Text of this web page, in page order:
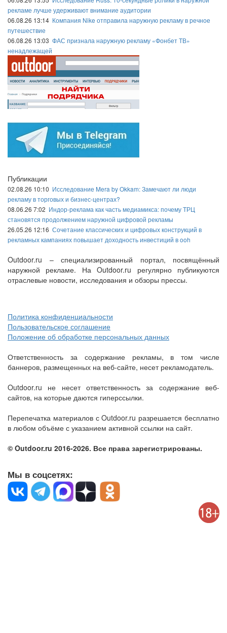
рекламе лучше удерживают внимание аудитории
06.08.26 13:14 Компания Nike отправила наружную рекламу в речное
путешествие
06.08.26 13:03 ФАС признала наружную рекламу «Фонбет ТВ»
ненадлежащей
Публикации
02.08.26 10:10 Исследование Mera by Okkam: Замечают ли люди
рекламу в торговых и бизнес-центрах?
08.06.26 7:02 Индор-реклама как часть медиамикса: почему ТРЦ
становятся продолжением наружной цифровой рекламы
26.05.26 12:16 Сочетание классических и цифровых конструкций в
рекламных кампаниях повышает доходность инвестиций в ooh
Outdoor.ru – специализированный портал, посвящённый
наружной рекламе. На Outdoor.ru регулярно публикуются
отраслевые новости, исследования и обзоры прессы.
Политика конфиденциальности
Пользовательское соглашение
Положение об обработке персональных данных
Ответственность за содержание рекламы, в том числе
баннеров, размещенных на веб-сайте, несет рекламодатель.
Outdoor.ru не несет ответственность за содержание веб-
сайтов, на которые даются гиперссылки.
Перепечатка материалов с Outdoor.ru разрешается бесплатно
в любом объёме с указанием активной ссылки на сайт.
© Outdoor.ru 2016-2026. Все права зарегистрированы.
Мы в соцсетях: